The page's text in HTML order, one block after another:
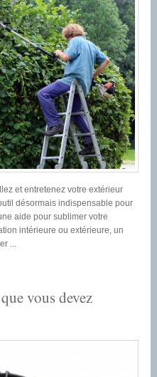
et entretenez votre extérieur
désormais indispensable pour
aide pour sublimer votre
intérieure ou extérieure, un
...
vous devez